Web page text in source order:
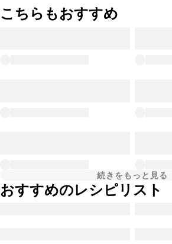
こちらもおすすめ
続きをもっと見る
おすすめのレシピリスト